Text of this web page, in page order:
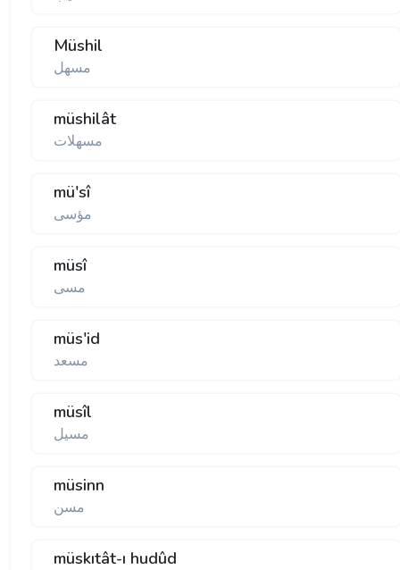
Müshil
مسهل
müshilât
مسهلات
mü'sî
مؤسی
müsî
مسی
müs'id
مسعد
müsîl
مسيل
müsinn
مسن
müskıtât-ı hudûd